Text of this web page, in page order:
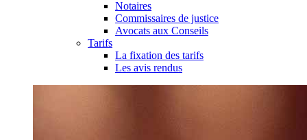
Notaires
Commissaires de justice
Avocats aux Conseils
Tarifs
La fixation des tarifs
Les avis rendus